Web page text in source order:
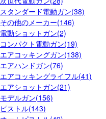
スタンダード電動ガン(38)
その他のメーカー(146)
電動ショットガン(2)
コンパクト電動ガン(19)
エアコッキングガン(138)
エアハンドガン(76)
エアコッキングライフル(41)
エアショットガン(21)
モデルガン(156)
ピストル(143)